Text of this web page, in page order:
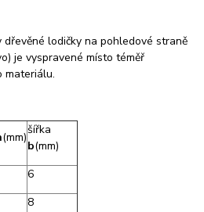
lodičky na pohledové straně
je vyspravené místo téměř
materiálu.
(mm)
šířka
b(mm)
6
8